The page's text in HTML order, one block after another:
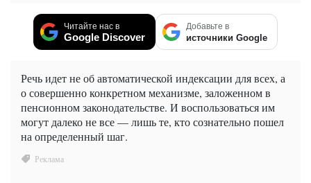
Читайте нас в
Google Discover
Добавьте в
источники Google
Речь идет не об автоматической индексации для всех, а
о совершенно конкретном механизме, заложенном в
пенсионном законодательстве. И воспользоваться им
могут далеко не все — лишь те, кто сознательно пошел
на определенный шаг.